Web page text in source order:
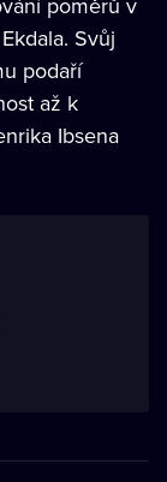
Svůj
podaří
až k
Ibsena